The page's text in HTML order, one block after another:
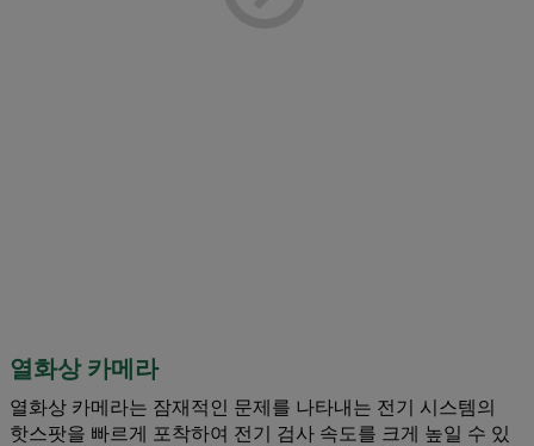
열화상 카메라
열화상 카메라는 잠재적인 문제를 나타내는 전기 시스템의
핫스팟을 빠르게 포착하여 전기 검사 속도를 크게 높일 수 있